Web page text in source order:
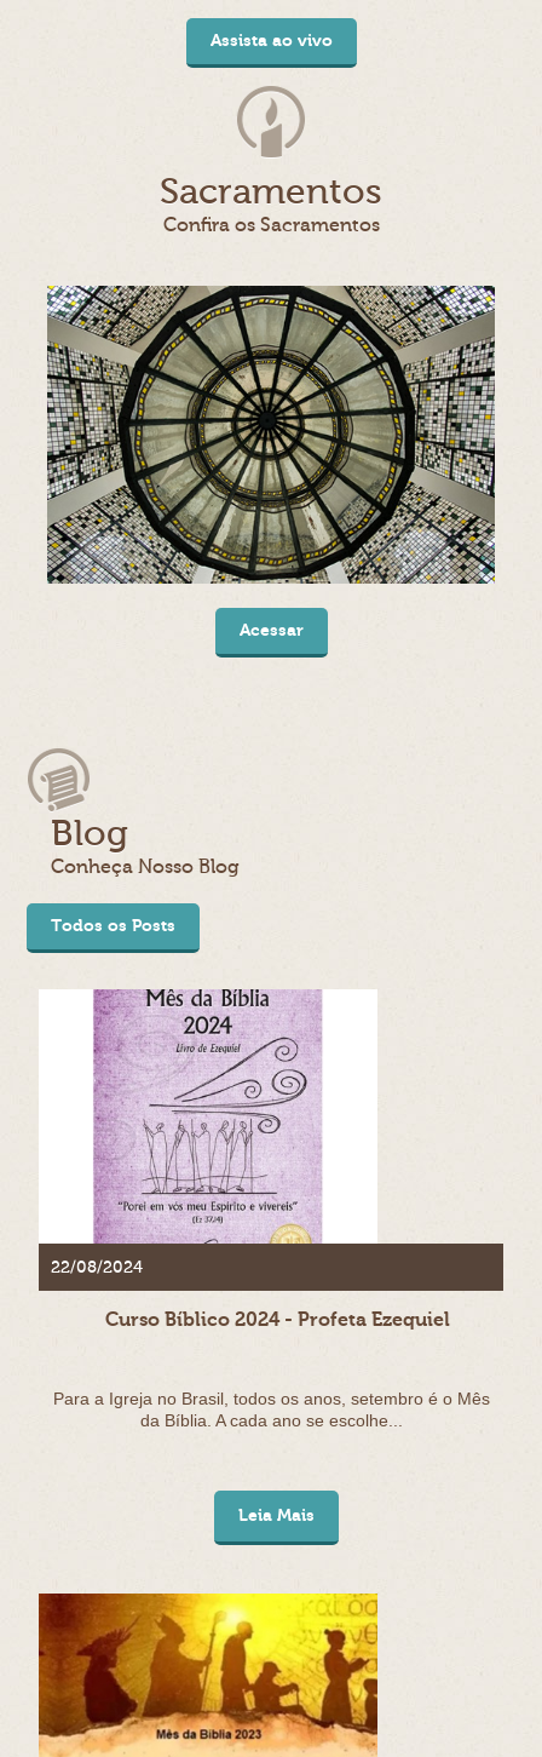
Assista ao vivo
Sacramentos
Confira os Sacramentos
Acessar
Blog
Conheça Nosso Blog
Todos os Posts
22/08/2024
Curso Bíblico 2024 - Profeta Ezequiel
Para a Igreja no Brasil, todos os anos, setembro é o Mês
da Bíblia. A cada ano se escolhe...
Leia Mais